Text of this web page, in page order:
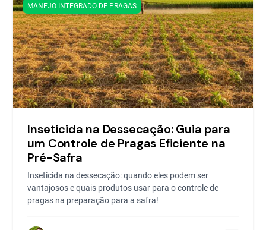
MANEJO INTEGRADO DE PRAGAS
Inseticida na Dessecação: Guia para
um Controle de Pragas Eficiente na
Pré-Safra
Inseticida na dessecação: quando eles podem ser
vantajosos e quais produtos usar para o controle de
pragas na preparação para a safra!